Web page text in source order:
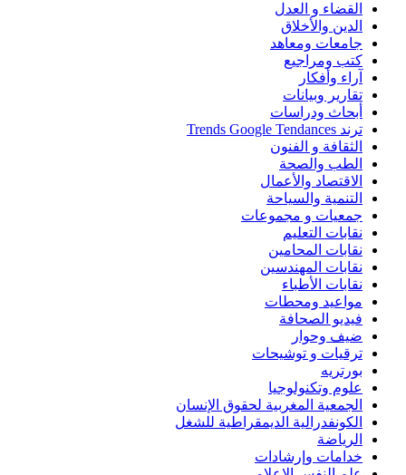
القضاء و العدل
الدين والأخلاق
جامعات ومعاهد
كتب ومراجيع
آراء وأفكار
تقارير وبيانات
أبحاث ودراسات
ترند Trends Google Tendances
الثقافة و الفنون
الطب والصحة
الاقتصاد والأعمال
التنمية والسياحة
جمعيات و مجموعات
نقابات التعليم
نقابات المحامين
نقابات المهندسين
نقابات الأطباء
مواعيد ومحطات
فيديو الصحافة
ضيف وحوار
ترقيات و توشيحات
بورتريه
علوم وتكنولوجيا
الجمعية المغربية لحقوق الإنسان
الكونفدرالية الديمقراطية للشغل
الرياضة
خدامات وإرشادات